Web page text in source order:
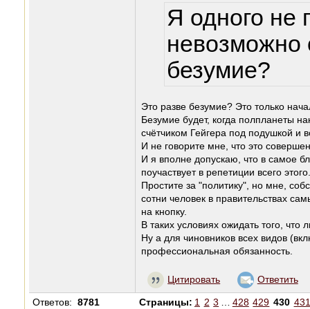
Я одного не
невозможно
безумие?
Это разве безумие? Это только
Безумие будет, когда полпланеты
счётчиком Гейгера под подушкой и
И не говорите мне, что это
И я вполне допускаю, что в самое
поучаствует в репетиции всего этого.
Простите за "политику", но мне,
сотни человек в правительствах
на кнопку.
В таких условиях ожидать того, что
Ну а для чиновников всех видов
профессиональная обязанность.
Цитировать Ответить
Ответов:8781 Страницы: 1 2 3 428 429 430 431